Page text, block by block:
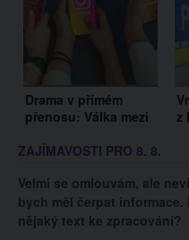
Drama v přímém
přenosu: Válka mezi
Bárou Mlejnkovou
z
ZAJÍMAVOSTI PRO 8. 8.
Velmi se omlouvám, ale
bych měl čerpat
nějaký text ke zpracování?